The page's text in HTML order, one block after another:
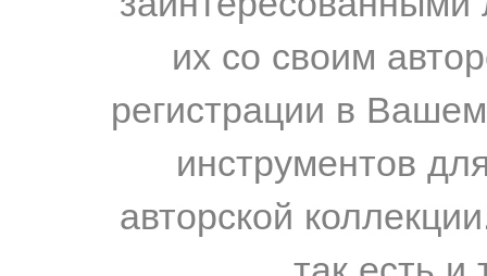
их со своим
регистрации в
инструментов
авторской